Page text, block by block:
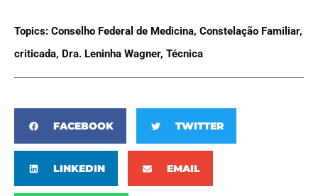
Topics: Conselho Federal de Medicina, Constelação Familiar,
criticada, Dra. Leninha Wagner, Técnica
FACEBOOK TWITTER
LINKEDIN EMAIL